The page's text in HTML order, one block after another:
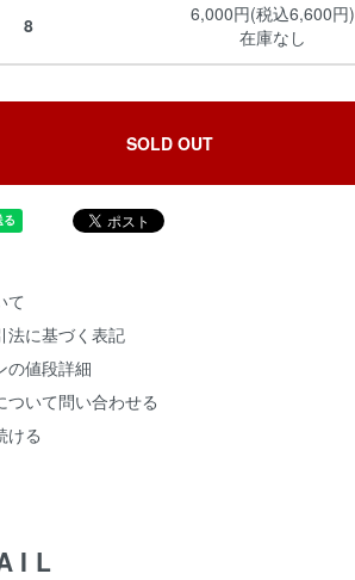
8
6,000円(税込6,600円)
在庫なし
SOLD OUT
て
法に基づく表記
の値段詳細
ついて問い合わせる
ける